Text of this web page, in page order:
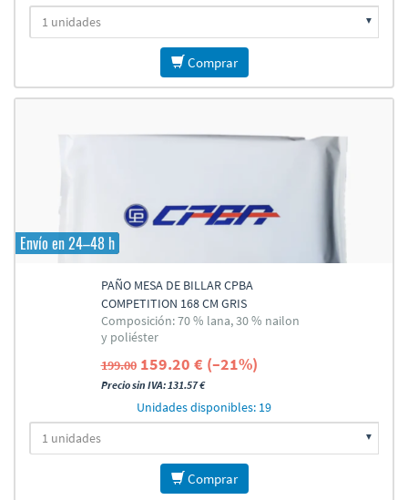
Comprar
Envío en 24–48 h
PAÑO MESA DE BILLAR CPBA
COMPETITION 168 CM GRIS
Composición: 70 % lana, 30 % nailon
y poliéster
199.00 159.20 € (–21%)
Precio sin IVA: 131.57 €
Unidades disponibles: 19
Comprar